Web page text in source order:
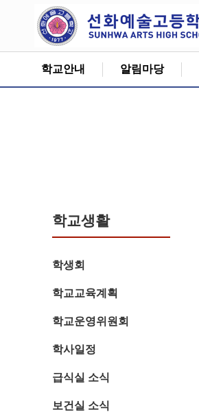
학교안내 알림마당
학교생활
학생회
학교교육계획
학교운영위원회
학사일정
급식실 소식
보건실 소식